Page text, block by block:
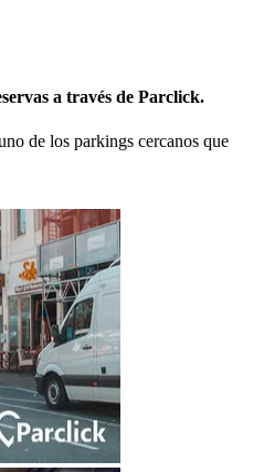
a través de Parclick.
de los parkings cercanos que